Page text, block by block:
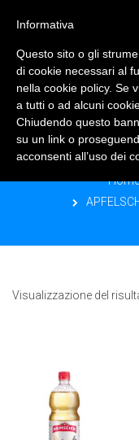
Home
Visualizzazione del
Informativa
Questo sito o gli
di cookie necessari al
nella cookie policy. Se
a tutti o ad alcuni
Chiudendo questo
su un link o
acconsenti all’uso dei